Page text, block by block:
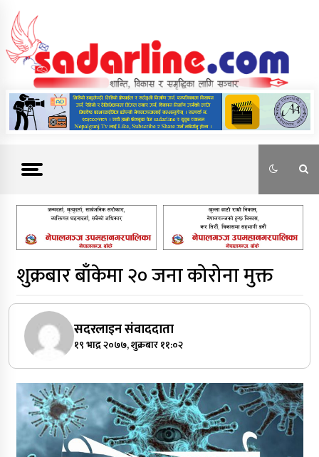
content
News For Nepal
शुक्रबार बाँकेमा २० जना कोरोना मुक्त
सदरलाइन संवाददाता
१९ भाद्र २०७७, शुक्रबार ११:०२